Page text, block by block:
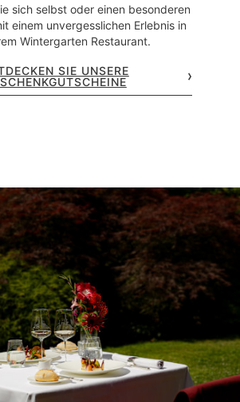
sich selbst oder einen besonderen
einem unvergesslichen Erlebnis in
Wintergarten Restaurant.
SIE UNSERE